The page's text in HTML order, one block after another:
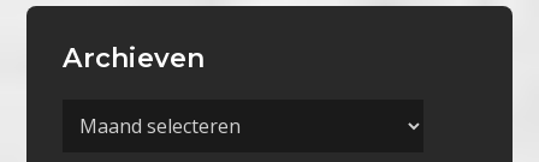
Archieven
Archieven